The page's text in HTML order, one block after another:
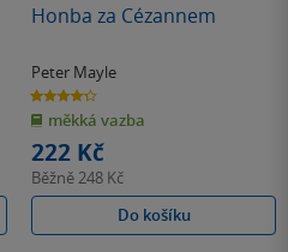
Honba za Cézannem
Peter Mayle
4.3
z
5
hvězdiček
měkká vazba
222 Kč
Běžně 248 Kč
Do košíku